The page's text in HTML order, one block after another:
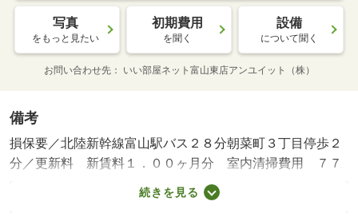
写真
をもっと見たい
初期費用
を聞く
設備
について聞く
お問い合わせ先 いい部屋ネット富山東店アンユイット（株）
備考
損保要／北陸新幹線富山駅バス２８分朝菜町３丁目停歩２
分／更新料 新賃料１．００ヶ月分 室内清掃費用 ７７
０００円 町内会 月額１０００円／保証会社利用必：機
関保証加入必須。初回保証料３５０００円、月額保証料賃
続きを見る